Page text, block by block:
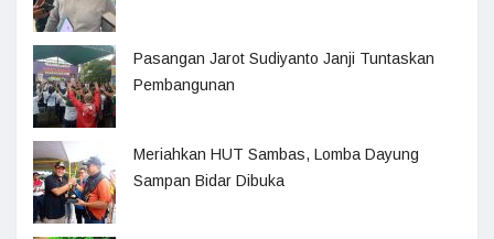
Pasangan Jarot Sudiyanto Janji Tuntaskan
Pembangunan
Meriahkan HUT Sambas, Lomba Dayung
Sampan Bidar Dibuka